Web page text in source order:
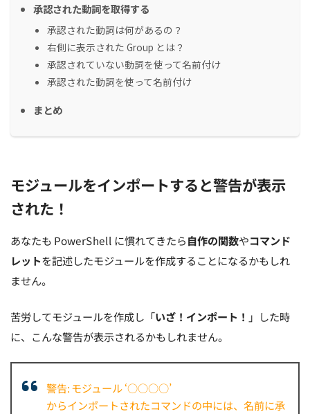
承認された動詞を取得する
承認された動詞は何があるの？
右側に表示された Group とは？
承認されていない動詞を使って名前付け
承認された動詞を使って名前付け
まとめ
モジュールをインポートすると警告が表示
された！
あなたも PowerShell に慣れてきたら自作の関数やコマンド
レットを記述したモジュールを作成することになるかもしれ
ません。
苦労してモジュールを作成し「いざ！インポート！ 」した時
に、こんな警告が表示されるかもしれません。
警告: モジュール ‘○○○○’
からインポートされたコマンドの中には、名前に承